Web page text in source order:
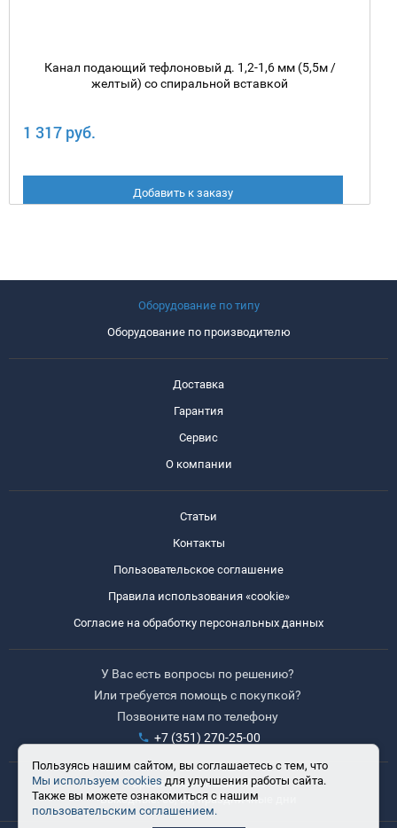
Канал подающий тефлоновый д. 1,2-1,6 мм (5,5м /
желтый) со спиральной вставкой
1 317 руб.
Добавить к заказу
Оборудование по типу
Оборудование по производителю
Доставка
Гарантия
Сервис
О компании
Статьи
Контакты
Пользовательское соглашение
Правила использования «cookie»
Согласие на обработку персональных данных
У Вас есть вопросы по решению?
Или требуется помощь с покупкой?
Позвоните нам по телефону
+7 (351) 270-25-00
Время работы: 8:30-17:30
Выходные: сб, вс, праздничные дни
Пользуясь нашим сайтом, вы соглашаетесь с тем, что
Мы используем cookies для улучшения работы сайта.
Также вы можете ознакомиться с нашим
пользовательским соглашением.